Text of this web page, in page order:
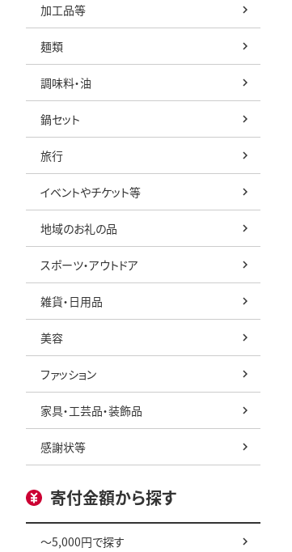
加工品等
麺類
調味料・油
鍋セット
旅行
イベントやチケット等
地域のお礼の品
スポーツ・アウトドア
雑貨・日用品
美容
ファッション
家具・工芸品・装飾品
感謝状等
寄付金額から探す
～5,000円で探す